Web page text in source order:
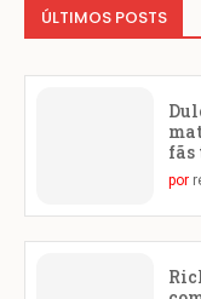
ÚLTIMOS POSTS
fãs
por